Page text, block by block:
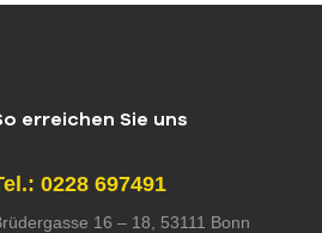
erreichen Sie uns
0228 697491
16 – 18, 53111 Bonn